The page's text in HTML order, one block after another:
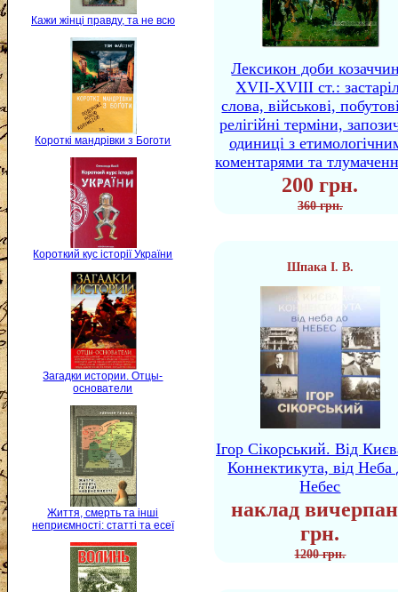
Кажи жінці правду, та не всю
Короткі мандрівки з Боготи
Короткий кус історії України
Загадки истории. Отцы-
основатели
Життя, смерть та інші
неприємності: статті та есеї
Лексикон доби
XVII-XVIII ст.:
слова, військові,
релігійні терміни,
одиниці з
коментарями та
200 грн.
360 грн.
Шпака І. В.
Ігор Сікорський. Від
Коннектикута, від Неба
Небес
наклад
грн.
1200 грн.